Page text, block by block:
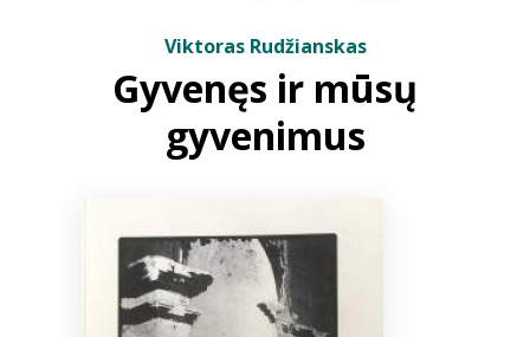
ELVIS atvyksta
Bibliotekoms
Viktoras Rudžianskas
Gyvenęs ir mūsų
gyvenimus